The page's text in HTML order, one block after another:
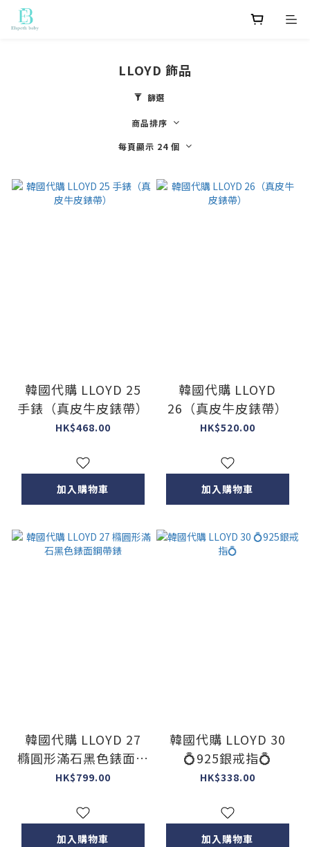
LLOYD 飾品
篩選
商品排序
每頁顯示 24 個
韓國代購 LLOYD 25
手錶（真皮牛皮錶帶）
HK$468.00
加入購物車
韓國代購 LLOYD
26（真皮牛皮錶帶）
HK$520.00
加入購物車
韓國代購 LLOYD 27
橢圓形滿石黑色錶面鋼
帶錶
HK$799.00
加入購物車
韓國代購 LLOYD 30
💍925銀戒指💍
HK$338.00
加入購物車